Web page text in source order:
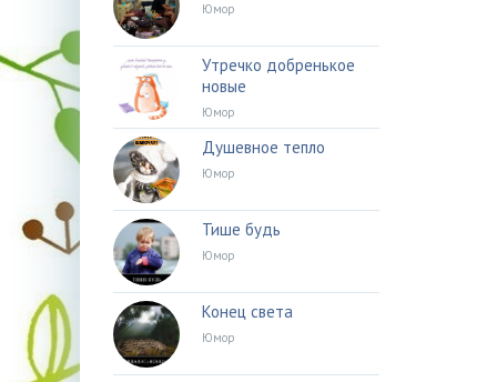
Юмор
Утречко добренькое
новые
Юмор
Душевное тепло
Юмор
Тише будь
Юмор
Конец света
Юмор